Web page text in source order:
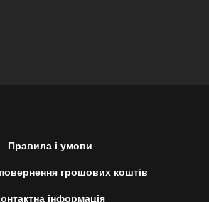
Правила і умови
грошових коштів
інформація